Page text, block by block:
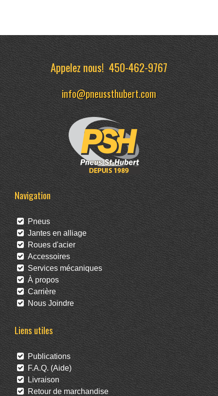
Appelez nous!450-462-9767
info@pneussthubert.com
Navigation
Pneus
Jantes en alliage
Roues d'acier
Accessoires
Services mécaniques
À propos
Carrière
Nous Joindre
Liens utiles
Publications
F.A.Q. (Aide)
Livraison
Retour de marchandise